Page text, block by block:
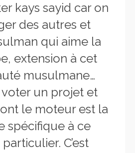
kays sayid car on
des autres et
qui aime la
extension à cet
musulmane…
voter un projet et
le moteur est la
spécifique à ce
C’est